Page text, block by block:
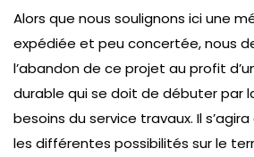
Alors que nous soulignons ici une
expédiée et peu concertée, nous
l’abandon de ce projet au profit
durable qui se doit de débuter par
besoins du service travaux. Il
les différentes possibilités sur le